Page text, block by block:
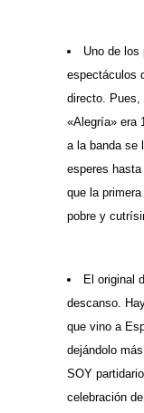
Uno de los
espectáculos
directo. Pues,
«Alegría» era
a la banda se
esperes
que la
pobre y
El original
descanso.
que vino a
dejándolo
SOY
celebración